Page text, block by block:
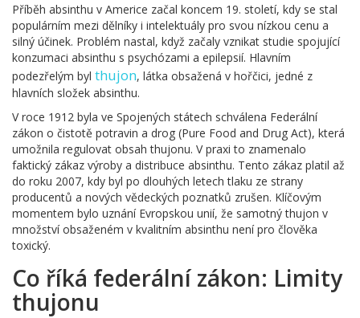
Příběh absinthu v Americe začal koncem 19. století, kdy se stal
populárním mezi dělníky i intelektuály pro svou nízkou cenu a
silný účinek. Problém nastal, když začaly vznikat studie spojující
konzumaci absinthu s psychózami a epilepsií. Hlavním
podezřelým byl thujon, látka obsažená v hořčici, jedné z
hlavních složek absinthu.
V roce 1912 byla ve Spojených státech schválena Federální
zákon o čistotě potravin a drog (Pure Food and Drug Act), která
umožnila regulovat obsah thujonu. V praxi to znamenalo
faktický zákaz výroby a distribuce absinthu. Tento zákaz platil až
do roku 2007, kdy byl po dlouhých letech tlaku ze strany
producentů a nových vědeckých poznatků zrušen. Klíčovým
momentem bylo uznání Evropskou unií, že samotný thujon v
množství obsaženém v kvalitním absinthu není pro člověka
toxický.
Co říká federální zákon: Limity
thujonu